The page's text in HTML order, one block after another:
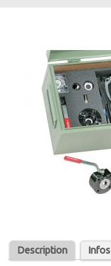
Description